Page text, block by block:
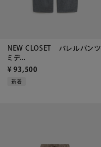
NEW CLOSET バレルパンツ
ミデ...
¥ 93,500
新着